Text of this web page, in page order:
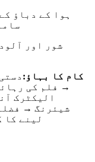
*کام کا بہاؤ:
→ فلم کی
لینے کا